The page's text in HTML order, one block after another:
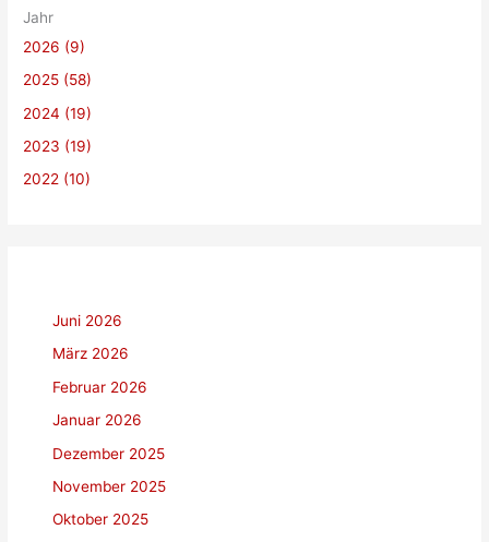
n
n
a
c
h
Jahr
2026 (9)
2025 (58)
2024 (19)
2023 (19)
2022 (10)
Juni 2026
März 2026
Februar 2026
Januar 2026
Dezember 2025
November 2025
Oktober 2025